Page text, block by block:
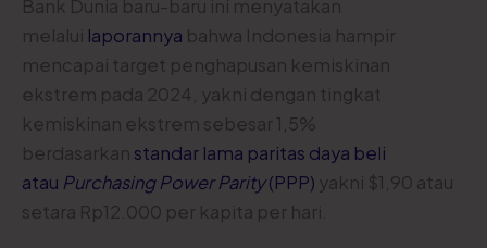
Bank Dunia baru-baru ini menyatakan
melalui laporannya bahwa Indonesia hampir
mencapai target penghapusan kemiskinan
ekstrem pada 2024, yakni dengan tingkat
kemiskinan ekstrem sebesar 1,5%
berdasarkan standar lama paritas daya beli
atau Purchasing Power Parity(PPP) yakni $1,90 atau
setara Rp12.000 per kapita per hari.